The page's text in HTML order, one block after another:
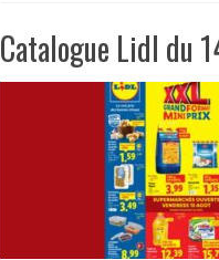
Catalogue Lidl du